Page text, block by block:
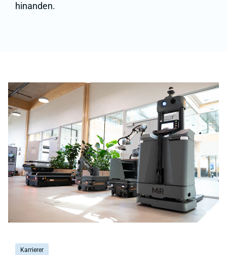
hinanden.
Karrierer